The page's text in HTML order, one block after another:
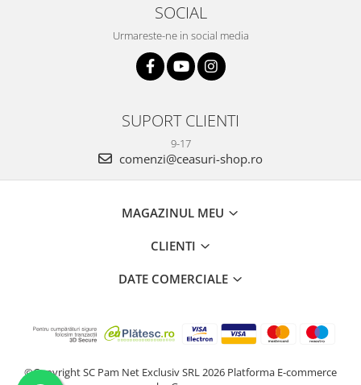
SOCIAL
Urmareste-ne in social media
SUPORT CLIENTI
9-17
comenzi@ceasuri-shop.ro
MAGAZINUL MEU
CLIENTI
DATE COMERCIALE
©Copyright SC Pam Net Exclusiv SRL 2026 Platforma E-commerce